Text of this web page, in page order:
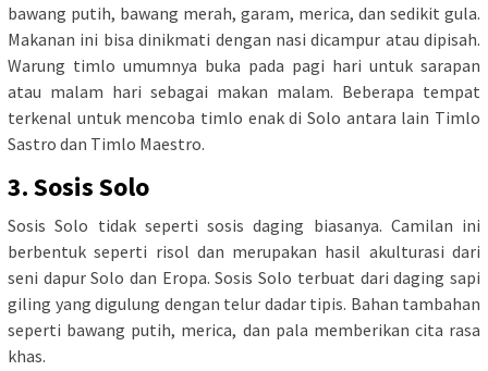
bawang putih, bawang merah, garam, merica, dan sedikit gula.
Makanan ini bisa dinikmati dengan nasi dicampur atau dipisah.
Warung timlo umumnya buka pada pagi hari untuk sarapan
atau malam hari sebagai makan malam. Beberapa tempat
terkenal untuk mencoba timlo enak di Solo antara lain Timlo
Sastro dan Timlo Maestro.
3. Sosis Solo
Sosis Solo tidak seperti sosis daging biasanya. Camilan ini
berbentuk seperti risol dan merupakan hasil akulturasi dari
seni dapur Solo dan Eropa. Sosis Solo terbuat dari daging sapi
giling yang digulung dengan telur dadar tipis. Bahan tambahan
seperti bawang putih, merica, dan pala memberikan cita rasa
khas.